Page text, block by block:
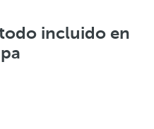
incluido en